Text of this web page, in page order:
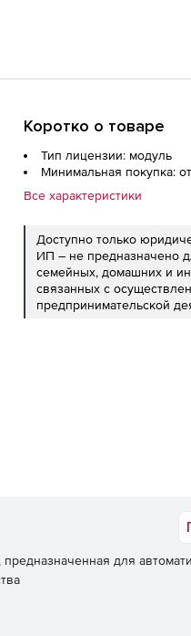
Коротко о товаре
Тип лицензии: модуль
Минимальная покупка:
Все характеристики
Доступно только
ИП – не предназначено
семейных, домашних и
связанных с
предпринимательской
для